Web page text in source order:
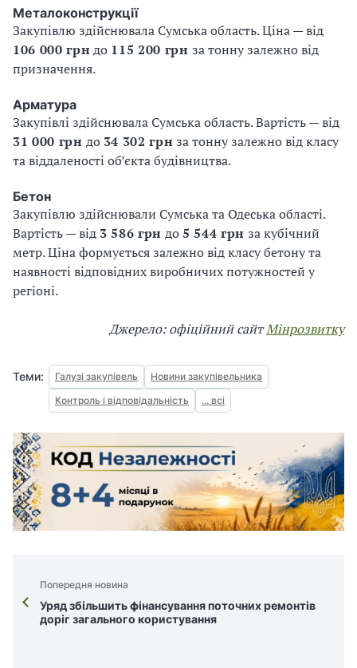
Металоконструкції
Закупівлю здійснювала Сумська область. Ціна — від
106 000 грндо 115 200 грн за тонну залежно від
призначення.
Арматура
Закупівлі здійснювала Сумська область. Вартість — від
31 000 грн до 34 302 грнза тонну залежно від класу
та віддаленості об’єкта будівництва.
Бетон
Закупівлю здійснювали Сумська та Одеська області.
Вартість — від 3 586 грн до5 544 грн за кубічний
метр. Ціна формується залежно від класу бетону та
наявності відповідних виробничих потужностей у
регіоні.
Джерело: офіційний сайтМінрозвитку
Теми: Галузі закупівель
Новини закупівельника
Контроль і відповідальність
... всі
Попередня новина
Уряд збільшить фінансування поточних ремонтів
доріг загального користування